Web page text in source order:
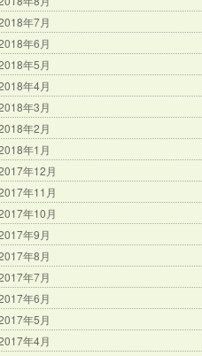
年7月
年6月
年5月
年4月
年3月
年2月
年1月
年12月
年11月
年10月
年9月
年8月
年7月
年6月
年5月
年4月